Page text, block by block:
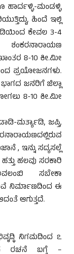
ಹಾರ್ದಳ್ಳಿ-ಮಂಡಳ್ಳಿ
ಹಿಂದೆ ಇಲ್ಲಿ
ಕೇವಲ 3-4
8-10 ಕೀ.ಮೀ
ಪ್ರಯೋಜನಗಳು.
ಜನರಿಗೆ ಜಿಲ್ಲಾ
8-10 ಕೀ.ಮೀ
ಮರ್ತ್ಯಾಡಿ, ಜಪ್ತಿ,
, ಇನ್ನು ಸದ್ಯಸಲ್ಲೆ
ಹಲವು ಸರಕಾರಿ
ಸಬೇಕಾ
ನಿರ್ಮಾಣದಿಂದ ಈ
ಆಗುತ್ತದೆ.
ನಿಗಮದಿಂದ ೭
ರಚನೆ ಬಗ್ಗೆ –